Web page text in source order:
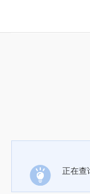
正在查